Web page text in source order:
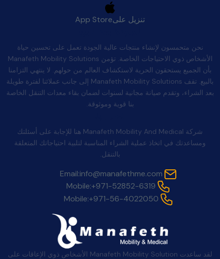
تنزيل علىApp Store
نحن متحمسون لإنشاء منتجات عالية الجودة تعمل على تحسين حياة
الأشخاص ذوي الاحتياجات الخاصة. تؤمن Manafeth Mobility Solutions
بأن الجميع يستحقون الحرية لاستكشاف العالم من حولهم. لا ينتهي التزامنا
بالبيع. تقف Manafeth Mobility Solutions إلى جانب عملائنا لفترة طويلة
بعد الشراء، وتقدم صيانة مجانية لسنوات لضمان بقاء معدات التنقل الخاصة
بنا قوية وموثوقة.
شركة Manafeth Mobility And Medical هنا للإجابة على أسئلتك
ومساعدتك في اتخاذ عملية الشراء المناسبة لتلبية احتياجاتك المتعلقة
بالتنقل.
Email:info@manafethme.com
Mobile:+971-52852-6319
Mobile:+971-56-4022050
لقد ساعدت Manafeth Mobility Solution الأشخاص ذوي الإعاقات على